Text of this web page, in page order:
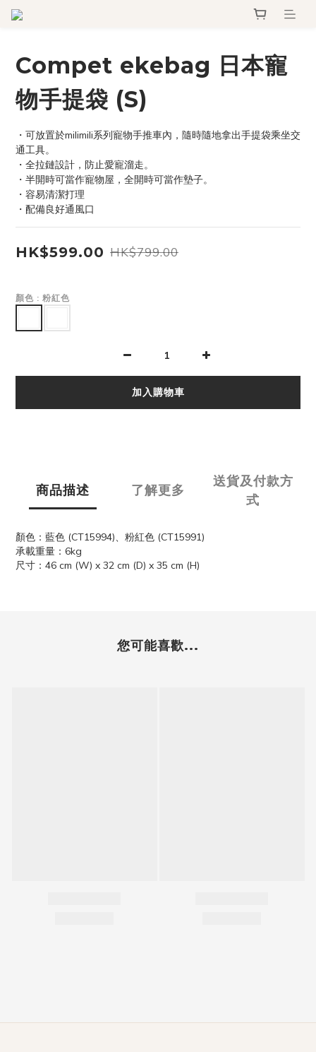
Compet ekebag 日本寵
物手提袋 (S)
・可放置於milimili系列寵物手推車內，隨時隨地拿出手提袋乘坐交
通工具。
・全拉鏈設計，防止愛寵溜走。
・半開時可當作寵物屋，全開時可當作墊子。
・容易清潔打理
・配備良好通風口
HK$599.00 HK$799.00
顏色 : 粉紅色
加入購物車
商品描述 了解更多
送貨及付款方
式
顏色：藍色 (CT15994)、粉紅色 (CT15991)
承載重量：6kg
尺寸：46 cm (W) x 32 cm (D) x 35 cm (H)
您可能喜歡...